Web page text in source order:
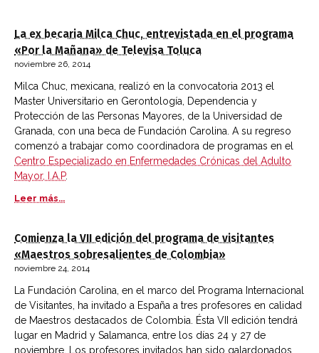
La ex becaria Milca Chuc, entrevistada en el programa
«Por la Mañana» de Televisa Toluca
noviembre 26, 2014
Milca Chuc, mexicana, realizó en la convocatoria 2013 el
Master Universitario en Gerontología, Dependencia y
Protección de las Personas Mayores, de la Universidad de
Granada, con una beca de Fundación Carolina. A su regreso
comenzó a trabajar como coordinadora de programas en el
Centro Especializado en Enfermedades Crónicas del Adulto
Mayor, I.A.P.
Leer más...
Comienza la VII edición del programa de visitantes
«Maestros sobresalientes de Colombia»
noviembre 24, 2014
La Fundación Carolina, en el marco del Programa Internacional
de Visitantes, ha invitado a España a tres profesores en calidad
de Maestros destacados de Colombia. Ésta VII edición tendrá
lugar en Madrid y Salamanca, entre los días 24 y 27 de
noviembre. Los profesores invitados han sido galardonados